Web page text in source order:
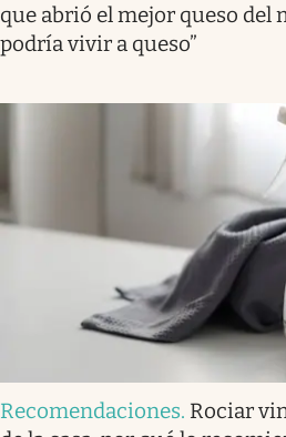
que abrió el mejor queso del
podría vivir a queso”
Recomendaciones. Rociar